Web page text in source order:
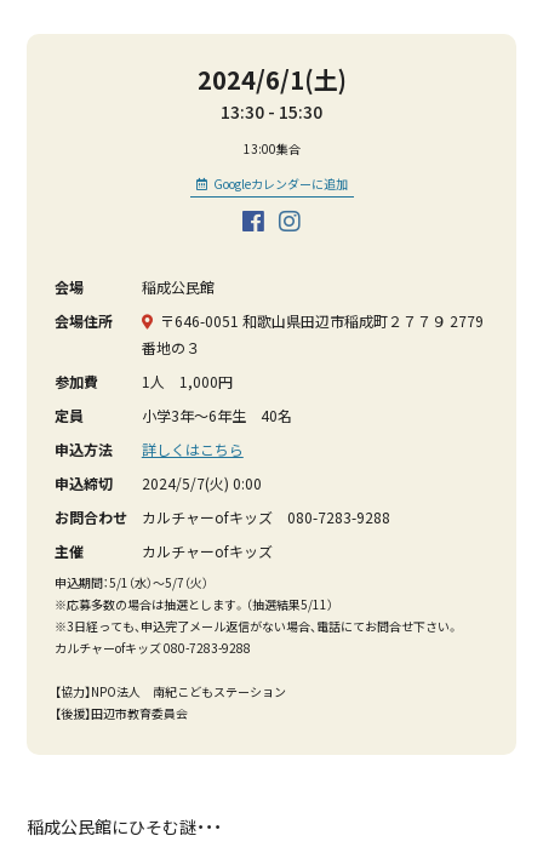
2024/6/1(土)
13:30 15:30
13:00集合
Googleカレンダーに追加
会場
稲成公民館
会場住所
〒646-0051 和歌山県田辺市稲成町２７７９ 2779
番地の３
参加費
1人 1,000円
定員
小学3年～6年生 40名
申込方法
詳しくはこちら
申込締切
2024/5/7(火) 0:00
お問合わせ
カルチャーofキッズ 080-7283-9288
主催
カルチャーofキッズ
申込期間：5/1（水）～5/7（火）
※応募多数の場合は抽選とします。（抽選結果5/11）
※3日経っても、申込完了メール返信がない場合、電話にてお問合せ下さい。
カルチャーofキッズ 080-7283-9288
【協力】NPO法人 南紀こどもステーション
【後援】田辺市教育委員会
稲成公民館にひそむ謎・・・